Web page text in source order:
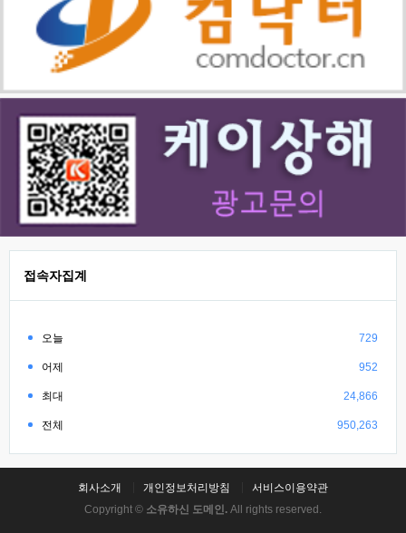
접속자집계
오늘 729
어제 952
최대 24,866
전체 950,263
회사소개 개인정보처리방침
서비스이용약관
Copyright © 소유하신 도메인. All rights reserved.